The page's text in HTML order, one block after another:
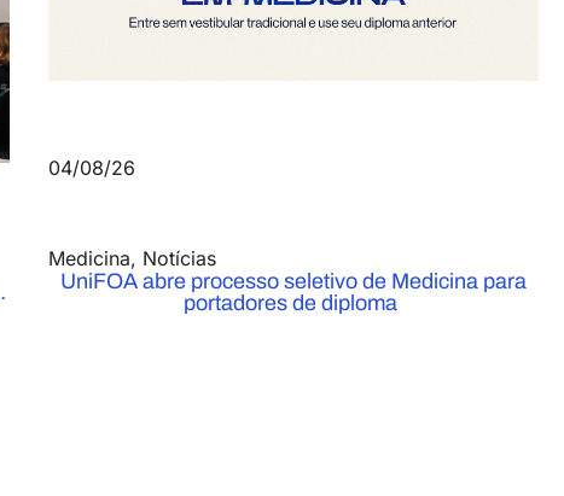
04/08/26
Medicina, Notícias
UniFOA abre processo seletivo de Medicina para
portadores de diploma